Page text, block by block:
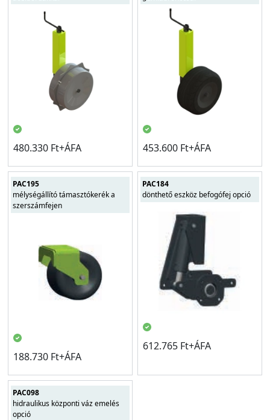
480.330 Ft+ÁFA 453.600 Ft+ÁFA
PAC195
mélységállító támasztókerék a
szerszámfejen
188.730 Ft+ÁFA
PAC184
dönthető eszköz befogófej opció
612.765 Ft+ÁFA
PAC098
hidraulikus központi váz emelés
opció